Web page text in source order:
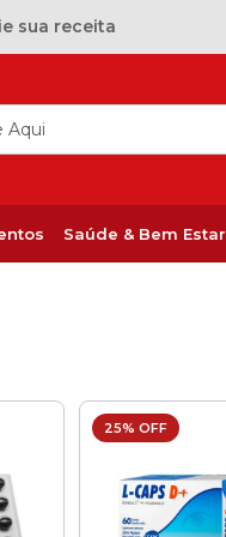
sua receita
Saúde & Bem Estar
25% OFF